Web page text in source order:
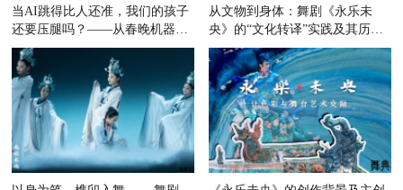
当AI跳得比人还准，我们的孩子
还要压腿吗？——从春晚机器人
舞蹈
从文物到身体：舞剧《永乐未
央》的“文化转译”实践及其历史
原型